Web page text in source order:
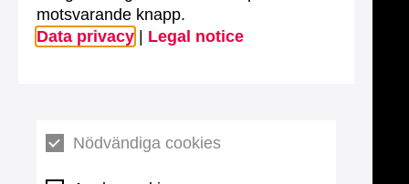
motsvarande knapp.
Data privacy
Legal notice
Nödvändiga cookies